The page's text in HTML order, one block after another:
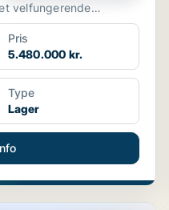
velfungerende
Pris
5.480.000 kr.
Type
Lager